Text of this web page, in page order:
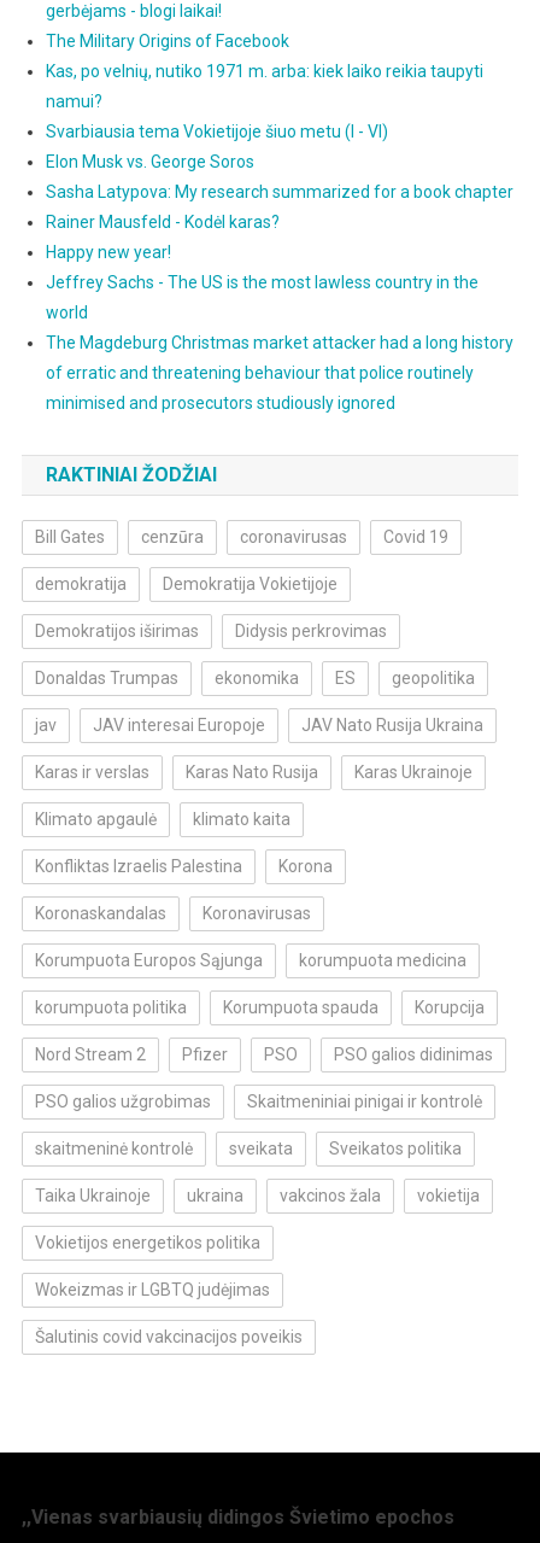
gerbėjams - blogi laikai!
The Military Origins of Facebook
Kas, po velnių, nutiko 1971 m. arba: kiek laiko reikia taupyti
namui?
Svarbiausia tema Vokietijoje šiuo metu (I - VI)
Elon Musk vs. George Soros
Sasha Latypova: My research summarized for a book chapter
Rainer Mausfeld - Kodėl karas?
Happy new year!
Jeffrey Sachs - The US is the most lawless country in the
world
The Magdeburg Christmas market attacker had a long history
of erratic and threatening behaviour that police routinely
minimised and prosecutors studiously ignored
RAKTINIAI ŽODŽIAI
Bill Gates cenzūra coronavirusas Covid 19
demokratija Demokratija Vokietijoje
Demokratijos iširimas Didysis perkrovimas
Donaldas Trumpas ekonomika ES geopolitika
jav JAV interesai Europoje JAV Nato Rusija Ukraina
Karas ir verslas Karas Nato Rusija Karas Ukrainoje
Klimato apgaulė klimato kaita
Konfliktas Izraelis Palestina Korona
Koronaskandalas Koronavirusas
Korumpuota Europos Sąjunga korumpuota medicina
korumpuota politika Korumpuota spauda Korupcija
Nord Stream 2 Pfizer PSO PSO galios didinimas
PSO galios užgrobimas Skaitmeniniai pinigai ir kontrolė
skaitmeninė kontrolė sveikata Sveikatos politika
Taika Ukrainoje ukraina vakcinos žala vokietija
Vokietijos energetikos politika
Wokeizmas ir LGBTQ judėjimas
Šalutinis covid vakcinacijos poveikis
,,Vienas svarbiausių didingos Švietimo epochos